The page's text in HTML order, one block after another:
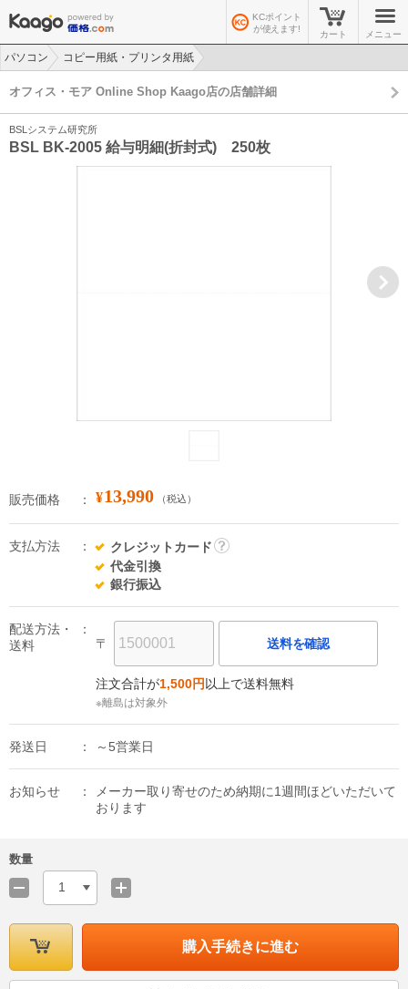
KCポイント
が使えます!
カート メニュー
パソコン
コピー用紙・プリンタ用紙
オフィス・モア Online Shop Kaago店の店舗詳細
BSLシステム研究所
BSL BK-2005 給与明細(折封式) 250枚
販売価格 ¥13,990 （税込）
支払方法
クレジットカード
代金引換
銀行振込
配送方法・
送料
〒 送料を確認
注文合計が1,500円 以上で送料無料
※離島は対象外
発送日 ～5営業日
お知らせ
メーカー取り寄せのため納期に1週間ほどいただいて
おります
数量
1
購入手続きに進む